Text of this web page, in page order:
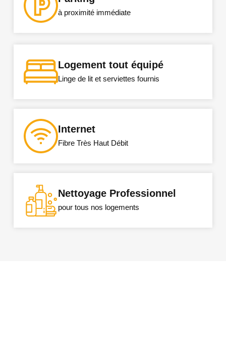
à proximité immédiate
Logement tout équipé
Linge de lit et serviettes fournis
Internet
Fibre Très Haut Débit
Nettoyage Professionnel
pour tous nos logements